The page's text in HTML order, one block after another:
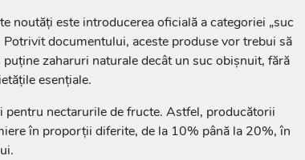
noutăți este introducerea oficială a categoriei „suc
Potrivit documentului, aceste produse vor trebui să
zaharuri naturale decât un suc obișnuit, fără
esențiale.
pentru nectarurile de fructe. Astfel, producătorii
în proporții diferite, de la 10% până la 20%, în